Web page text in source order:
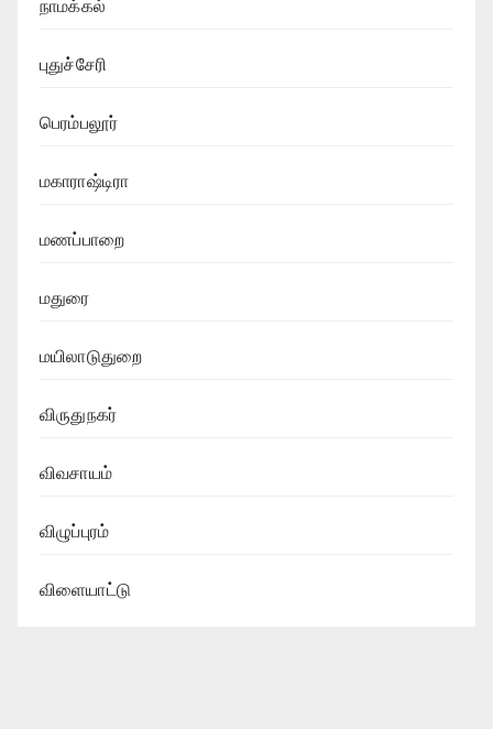
நாமக்கல்
புதுச்சேரி
பெரம்பலூர்
மகாராஷ்டிரா
மணப்பாறை
மதுரை
மயிலாடுதுறை
விருதுநகர்
விவசாயம்
விழுப்புரம்
விளையாட்டு